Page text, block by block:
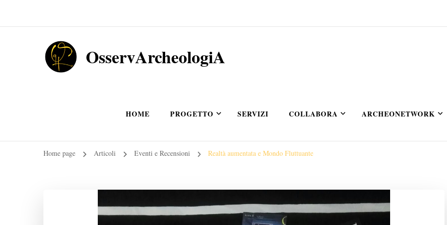
OsservArcheologiA
HOME PROGETTO SERVIZI COLLABORA ARCHEONETWORK
Home page Articoli Eventi e Recensioni Realtà aumentata e Mondo Fluttuante